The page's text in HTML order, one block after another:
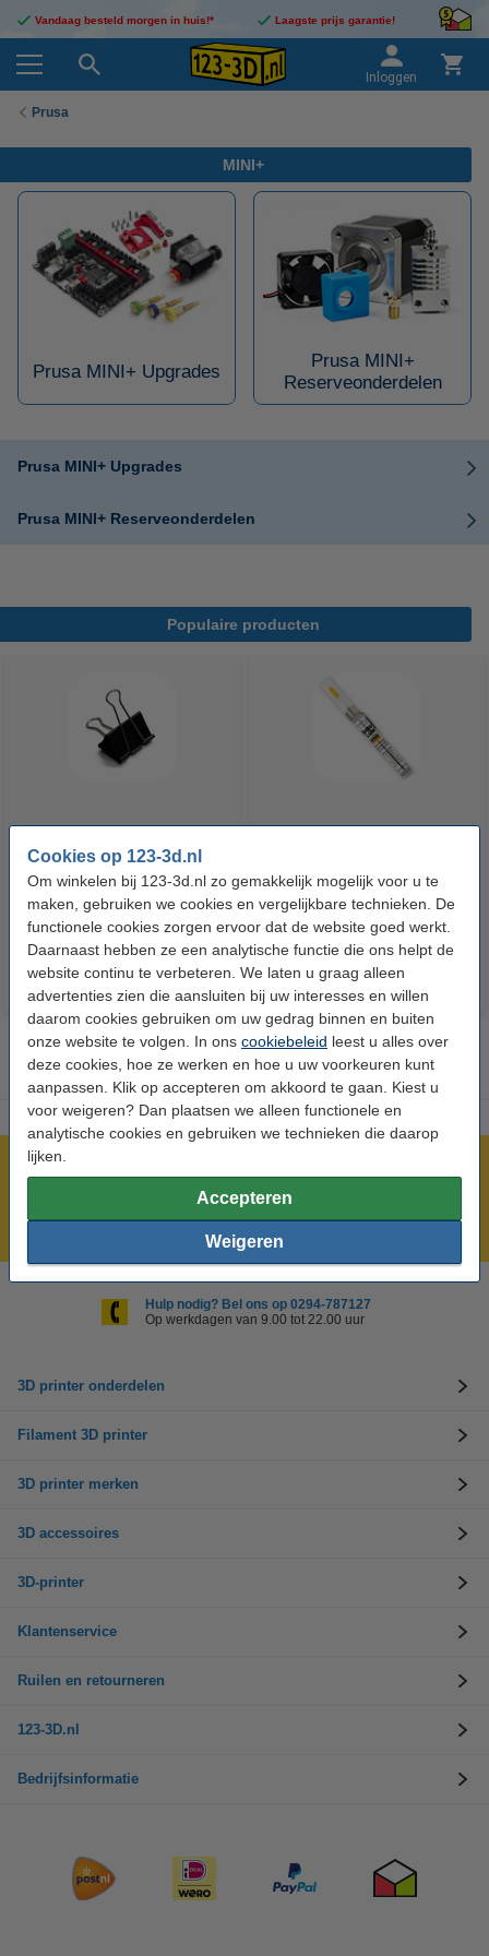
Cookies op 123-3d.nl
Om winkelen bij 123-3d.nl zo gemakkelijk mogelijk voor u te
maken, gebruiken we cookies en vergelijkbare technieken. De
functionele cookies zorgen ervoor dat de website goed werkt.
Daarnaast hebben ze een analytische functie die ons helpt de
website continu te verbeteren. We laten u graag alleen
advertenties zien die aansluiten bij uw interesses en willen
daarom cookies gebruiken om uw gedrag binnen en buiten
onze website te volgen. In ons cookiebeleid leest u alles over
deze cookies, hoe ze werken en hoe u uw voorkeuren kunt
aanpassen. Klik op accepteren om akkoord te gaan. Kiest u
voor weigeren? Dan plaatsen we alleen functionele en
analytische cookies en gebruiken we technieken die daarop
lijken.
Accepteren
Weigeren
Vandaag besteld morgen in huis!* Laagste prijs garantie!
Inloggen
Prusa
MINI+
Prusa MINI+ Upgrades
Prusa MINI+
Reserveonderdelen
Prusa MINI+ Upgrades
Prusa MINI+ Reserveonderdelen
Populaire producten
Heated bed klemmen (set van 4)
€ 6,50 Incl. 21% BTW
Super Lube
€ 7,50 Incl. 21% BTW
Voor 23.59 uur besteld, morgen in huis!
Hulp nodig? Bel ons op 0294-787127
Op werkdagen van 9.00 tot 22.00 uur
3D printer onderdelen
Filament 3D printer
3D printer merken
3D accessoires
3D-printer
Klantenservice
Ruilen en retourneren
123-3D.nl
Bedrijfsinformatie